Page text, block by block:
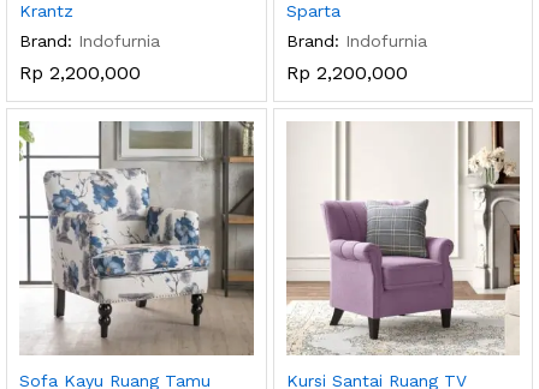
Krantz
Brand: Indofurnia
Rp 2,200,000
Sparta
Brand: Indofurnia
Rp 2,200,000
Sofa Kayu Ruang Tamu
Kursi Santai Ruang TV